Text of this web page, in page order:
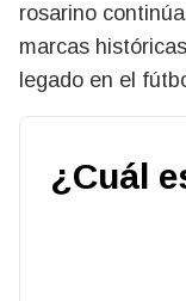
rosarino
marcas
legado en el
¿Cuál